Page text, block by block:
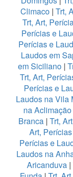
Climaco| Trt,
Trt, Art,
Perícias e
Perícias e
Laudos em
em Siciliano |
Trt, Art,
Perícias e
Laudos na Vila
na Aclimação
Branca | Trt,
Art,
Perícias e
Laudos na
Aricanduva |